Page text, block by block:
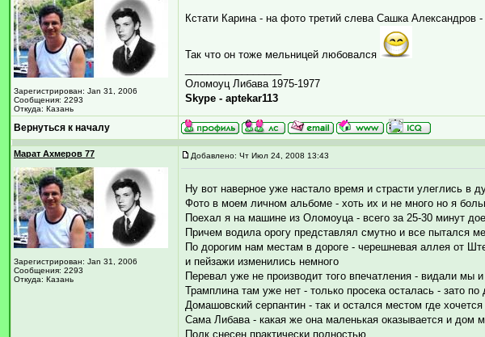
Зарегистрирован: Jan 31, 2006
Сообщения: 2293
Откуда: Казань
Кстати Карина - на фото третий слева Сашка
Так что он тоже мельницей любовался
Оломоуц Либава 1975-1977
Skype - aptekar113
Вернуться к началу
Марат Ахмеров 77
Зарегистрирован: Jan 31, 2006
Сообщения: 2293
Откуда: Казань
Добавлено: Чт Июл 24, 2008 13:43
Ну вот наверное уже настало время и страсти улеглись в
Фото в моем личном альбоме - хоть их и не много но я
Поехал я на машине из Оломоуца - всего за 25-30 минут
Причем водила орогу представлял смутно и все пытался
По дорогим нам местам в дороге - черешневая аллея от
и пейзажи изменились немного
Перевал уже не производит того впечатления - видали мы и
Трамплина там уже нет - только просека осталась - зато
Домашовский серпантин - так и остался местом где хочется
Сама Либава - какая же она маленькая оказывается и дом
Полк снесен практически полностью